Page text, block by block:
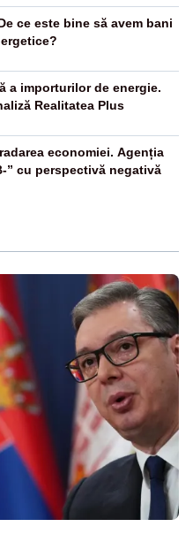
ce este bine să avem bani
a importurilor de energie.
Realitatea Plus
economiei. Agenția
” cu perspectivă negativă